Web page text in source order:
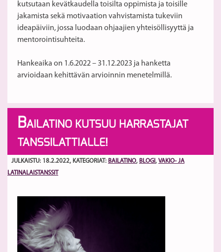
kutsutaan kevätkaudella toisilta oppimista ja toisille
jakamista sekä motivaation vahvistamista tukeviin
ideapäiviin, jossa luodaan ohjaajien yhteisöllisyyttä ja
mentorointisuhteita.
Hankeaika on 1.6.2022 – 31.12.2023 ja hanketta
arvioidaan kehittävän arvioinnin menetelmillä.
BAILATINO KUTSUU HARRASTAJAT
TANSSILATTIALLE!
JULKAISTU: 18.2.2022, KATEGORIAT: BAILATINO, BLOGI , VAKIO- JA
LATINALAISTANSSIT